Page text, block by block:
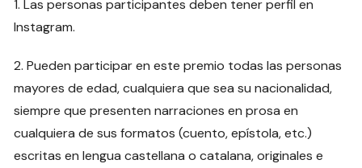
1. Las personas participantes deben tener perfil en
Instagram.
2. Pueden participar en este premio todas las personas
mayores de edad, cualquiera que sea su nacionalidad,
siempre que presenten narraciones en prosa en
cualquiera de sus formatos (cuento, epístola, etc.)
escritas en lengua castellana o catalana, originales e